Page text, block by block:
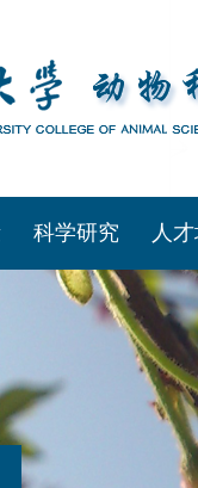
科学研究 人